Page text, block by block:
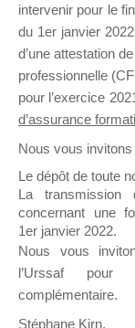
Ce groupe
Formation
Ce groupe
sur lequel il
ou poser
NB : Il est
pouvoir
intervenir pour le
du 1er janvier
d’une attestation
professionnelle
pour l’exercice
d’assurance
Nous vous
Le dépôt de toute
La transmission
concernant une
1er janvier 2022.
Nous vous
l’Urssaf pour
complémentaire.
Stéphane Kirn,